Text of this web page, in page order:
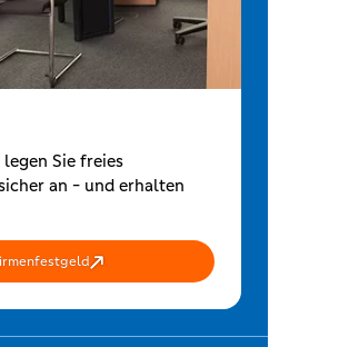
Sie freies
an - und erhalten